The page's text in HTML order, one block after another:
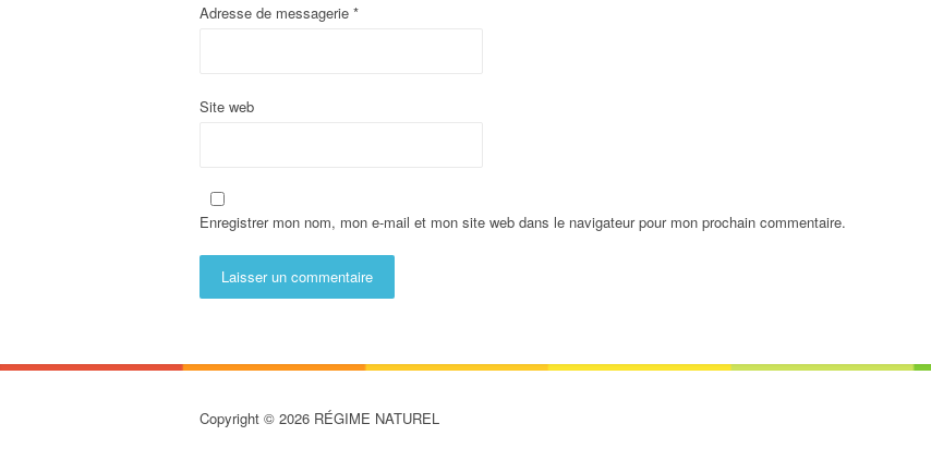
Adresse de messagerie *
Site web
Enregistrer mon nom, mon e-mail et mon site web dans le navigateur pour mon prochain commentaire.
Copyright © 2026 RÉGIME NATUREL